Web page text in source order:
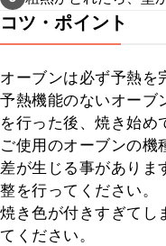
コツ・ポイント
オーブンは必ず予熱を
予熱機能のないオーブ
を行った後、焼き始め
ご使用のオーブンの機
差が生じる事がありま
整を行ってください。
焼き色が付きすぎてし
てください。